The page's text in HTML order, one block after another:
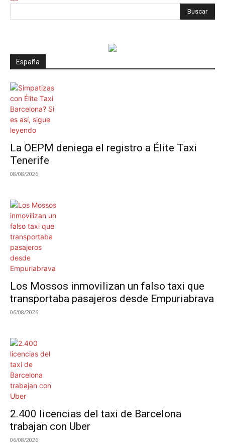
España
La OEPM deniega el registro a Élite Taxi
Tenerife
08/08/2026
Los Mossos inmovilizan un falso taxi que
transportaba pasajeros desde Empuriabrava
06/08/2026
2.400 licencias del taxi de Barcelona
trabajan con Uber
06/08/2026